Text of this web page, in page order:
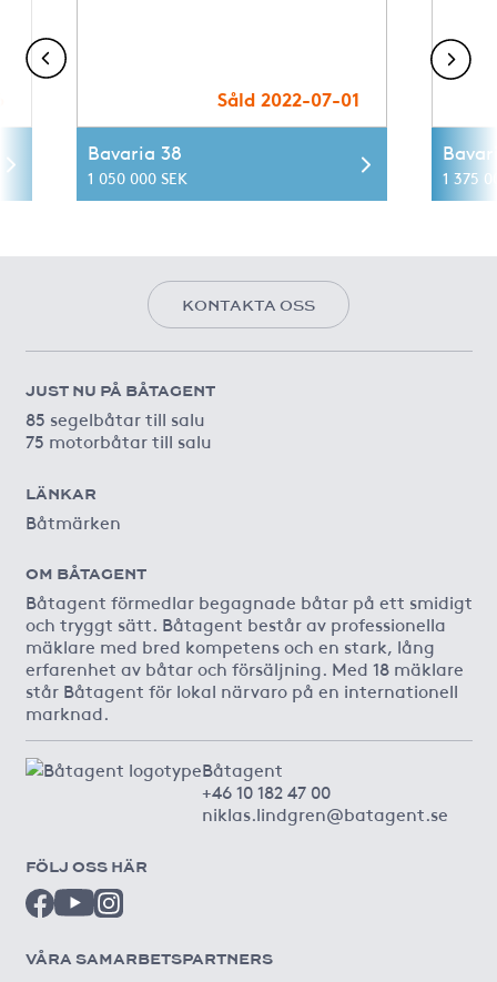
Såld 2022-07-01
Bavaria 38
1 050 000 SEK 1 375
KONTAKTA OSS
JUST NU PÅ BÅTAGENT
85 segelbåtar till salu
75 motorbåtar till salu
LÄNKAR
Båtmärken
OM BÅTAGENT
Båtagent förmedlar begagnade båtar på ett smidigt
och tryggt sätt. Båtagent består av professionella
mäklare med bred kompetens och en stark, lång
erfarenhet av båtar och försäljning. Med 18 mäklare
står Båtagent för lokal närvaro på en internationell
marknad.
Båtagent
+46 10 182 47 00
niklas.lindgren@batagent.se
FÖLJ OSS HÄR
VÅRA SAMARBETSPARTNERS